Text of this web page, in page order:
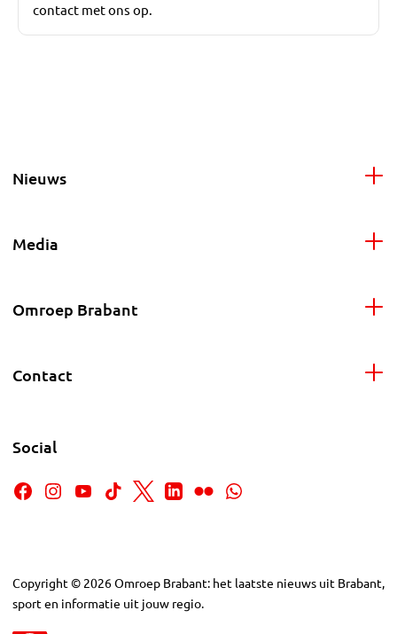
contact met ons op.
Nieuws
Media
Omroep Brabant
Contact
Social
Copyright © 2026Omroep Brabant: het laatste nieuws uit Brabant,
sport en informatie uit jouw regio.